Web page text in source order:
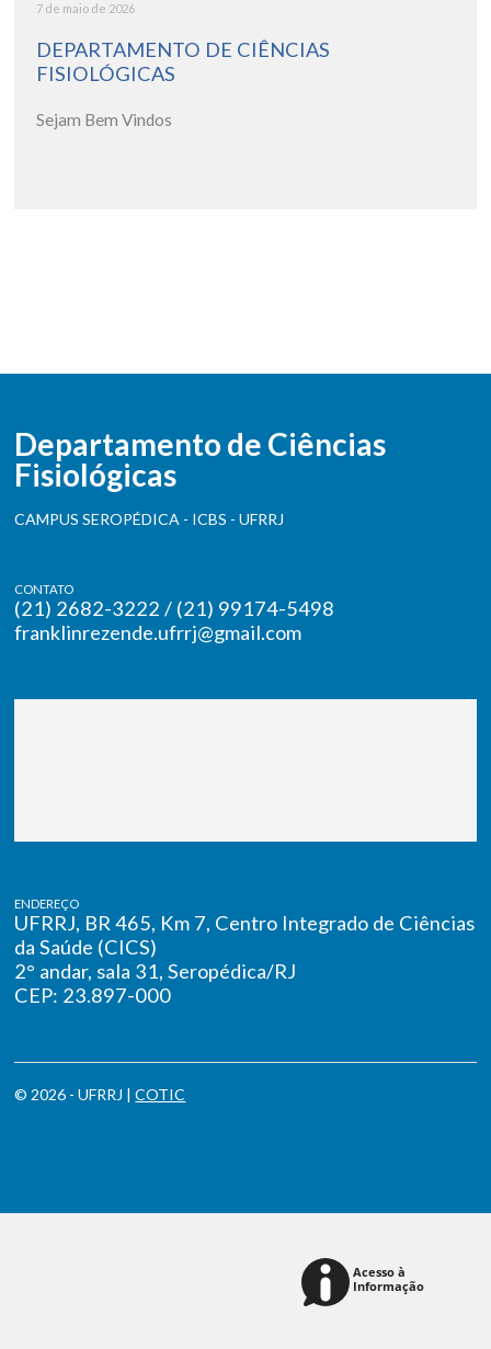
7 de maio de 2026
DEPARTAMENTO DE CIÊNCIAS
FISIOLÓGICAS
Sejam Bem Vindos
Departamento de Ciências
Fisiológicas
CAMPUS SEROPÉDICA - ICBS - UFRRJ
CONTATO
(21) 2682-3222 / (21) 99174-5498
franklinrezende.ufrrj@gmail.com
ENDEREÇO
UFRRJ, BR 465, Km 7, Centro Integrado de Ciências
da Saúde (CICS)
2° andar, sala 31, Seropédica/RJ
CEP: 23.897-000
© 2026 - UFRRJ |COTIC